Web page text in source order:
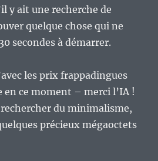
y ait une recherche de
quelque chose qui ne
secondes à démarrer.
les prix frappadingues
en ce moment – merci l’IA !
du minimalisme,
précieux mégaoctets